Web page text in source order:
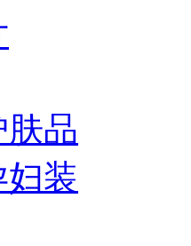
品
装